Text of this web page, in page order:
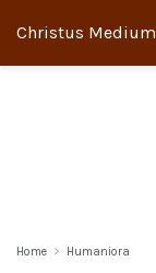
Christus Medium
Home Humaniora